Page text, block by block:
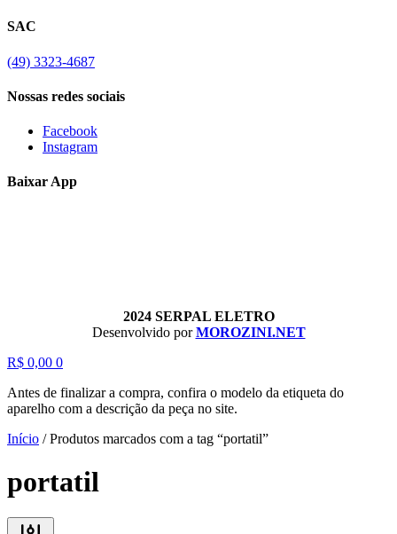
SAC
(49) 3323-4687
Nossas redes sociais
Facebook
Instagram
Baixar App
2024 SERPAL ELETRO
Desenvolvido porMOROZINI.NET
R$ 0,00 0
Antes de finalizar a compra, confira o modelo da etiqueta do
aparelho com a descrição da peça no site.
Início /Produtos marcados com a tag “portatil”
portatil